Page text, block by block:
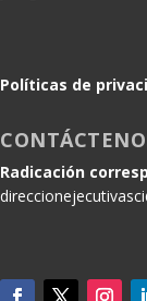
Políticas de
Radicación